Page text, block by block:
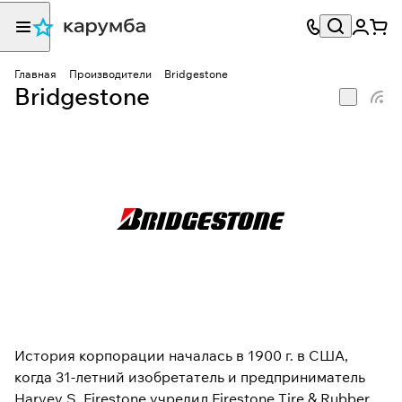
Главная Производители Bridgestone
Bridgestone
История корпорации началась в 1900 г. в США,
когда 31-летний изобретатель и предприниматель
Harvey S. Firestone учредил Firestone Tire & Rubber